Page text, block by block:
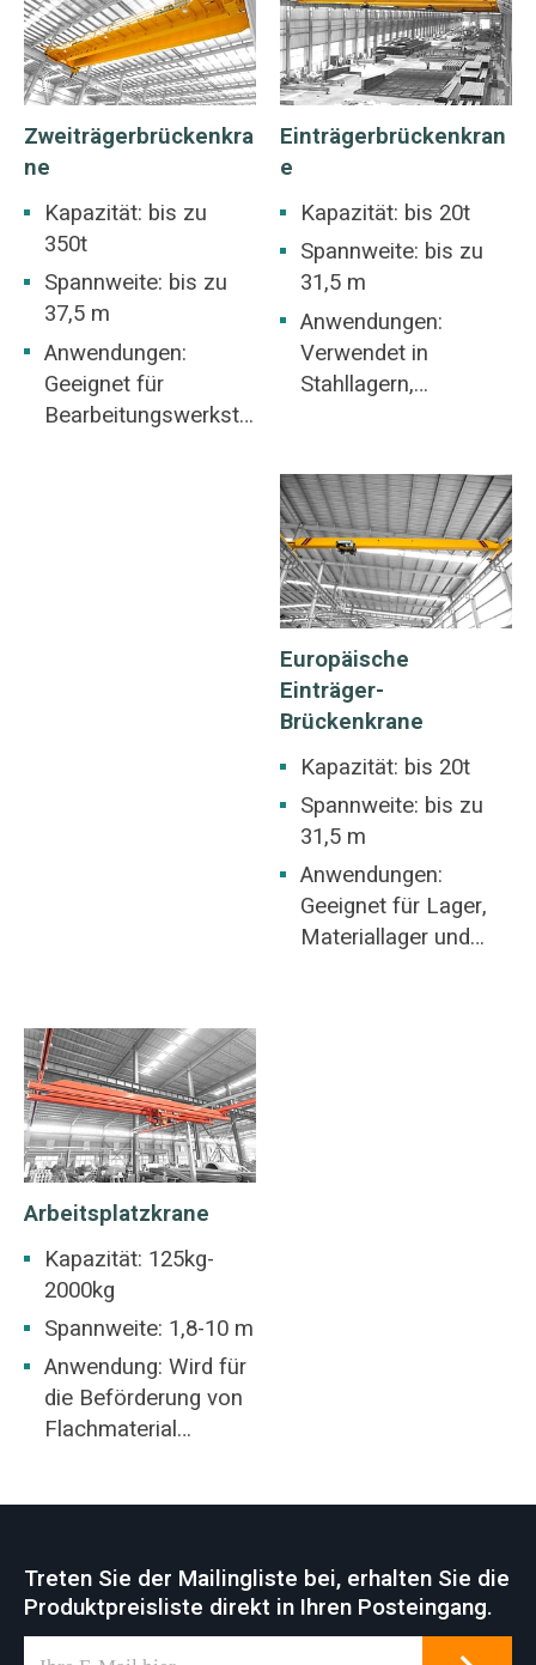
Zweiträgerbrückenkra
Ne
Kapazität: bis zu
350t
Spannweite: bis zu
37,5 m
Anwendungen:
Geeignet für
Bearbeitungswerkstä
Einträgerbrückenkran
E
Kapazität: bis 20t
Spannweite: bis zu
31,5 m
Anwendungen:
Verwendet in
Stahllagern,
Lagerhäusern,
Fabriken, Häfen und
im Schiffsbau usw.
Laufkran ein
gemeinsames
Merkmal vieler
Industriearbeitsplätz
e für verschiedene
Hebeanwendungen.
Europäische
Einträger-
Brückenkrane
Kapazität: bis 20t
Spannweite: bis zu
31,5 m
Anwendungen:
Geeignet für Lager,
Materiallager und
Arbeitsplatzkrane
Kapazität: 125kg-
2000kg
Spannweite: 1,8-10 m
Anwendung: Wird für
die Beförderung von
Flachmaterial
Treten Sie der Mailingliste bei, erhalten Sie die
Produktpreisliste direkt in Ihren Posteingang.